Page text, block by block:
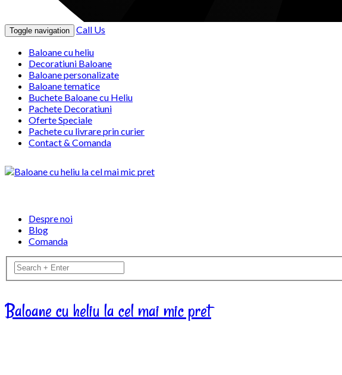
Toggle navigation
Call Us
Baloane cu heliu
Decoratiuni Baloane
Baloane personalizate
Baloane tematice
Buchete Baloane cu Heliu
Pachete Decoratiuni
Oferte Speciale
Pachete cu livrare prin curier
Contact & Comanda
Despre noi
Blog
Comanda
Baloane cu heliu la cel mai mic pret